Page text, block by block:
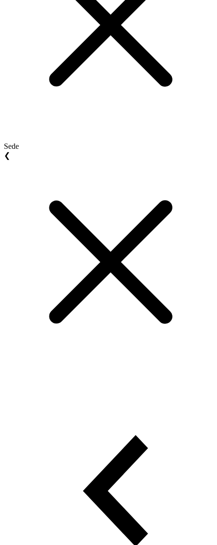
Sede
❮